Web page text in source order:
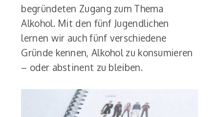
begründeten Zugang zum Thema
Alkohol. Mit den fünf Jugendlichen
lernen wir auch fünf verschiedene
Gründe kennen, Alkohol zu konsumieren
– oder abstinent zu bleiben.